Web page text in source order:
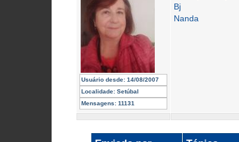
Usuário desde: 14/08/2007
Localidade: Setúbal
Mensagens: 11131
Bj
Nanda